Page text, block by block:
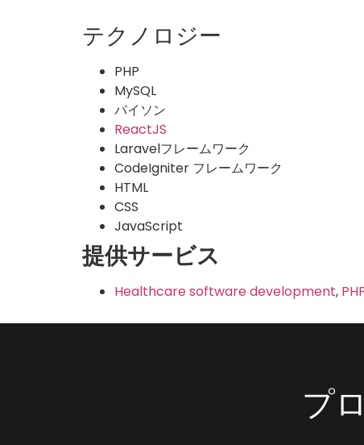
テクノロジー
PHP
MySQL
パイソン
ReactJS
Laravelフレームワーク
CodeIgniter フレームワーク
HTML
CSS
JavaScript
提供サービス
Healthcare software development,
プ